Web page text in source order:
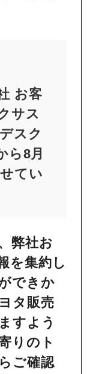
お客
サス
スク
ら8月
てい
弊社お
を集約し
できか
タ販売
すよう
りのト
ご確認